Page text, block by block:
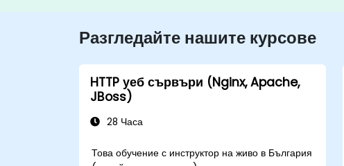
Разгледайте нашите курсове
HTTP уеб сървъри (Nginx, Apache,
JBoss)
28 Часа
Това обучение с инструктор на живо в България